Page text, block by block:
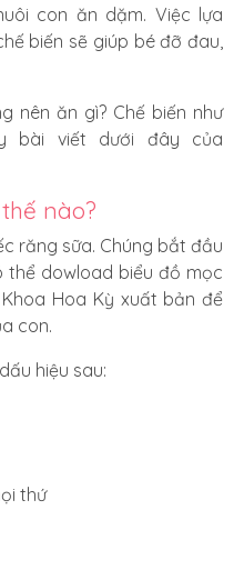
con ăn dặm. Việc lựa
biến sẽ giúp bé đỡ đau,
nên ăn gì? Chế biến như
bài viết dưới đây của
nào?
răng sữa. Chúng bắt đầu
thể dowload biểu đồ mọc
Hoa Kỳ xuất bản để
con.
hiệu sau:
thứ